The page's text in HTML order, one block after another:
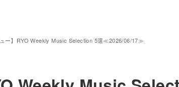
ュー】RYO Weekly Music Selection 5選≪2026/06/17≫